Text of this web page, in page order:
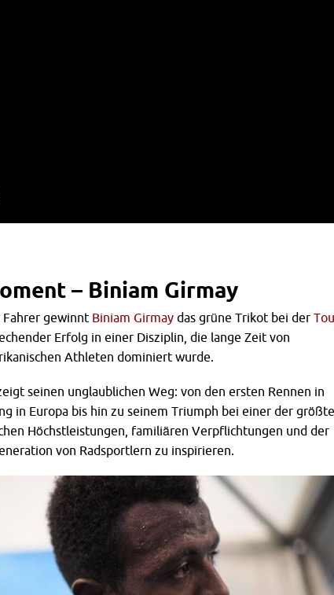
– Biniam Girmay
gewinnt Biniam Girmay das grüne Trikot bei der
Erfolg in einer Disziplin, die lange Zeit von
Athleten dominiert wurde.
seinen unglaublichen Weg: von den ersten Rennen in
in Europa bis hin zu seinem Triumph bei einer der
Höchstleistungen, familiären Verpflichtungen und der
von Radsportlern zu inspirieren.